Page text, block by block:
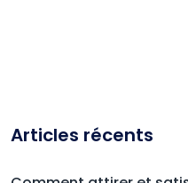
Articles récents